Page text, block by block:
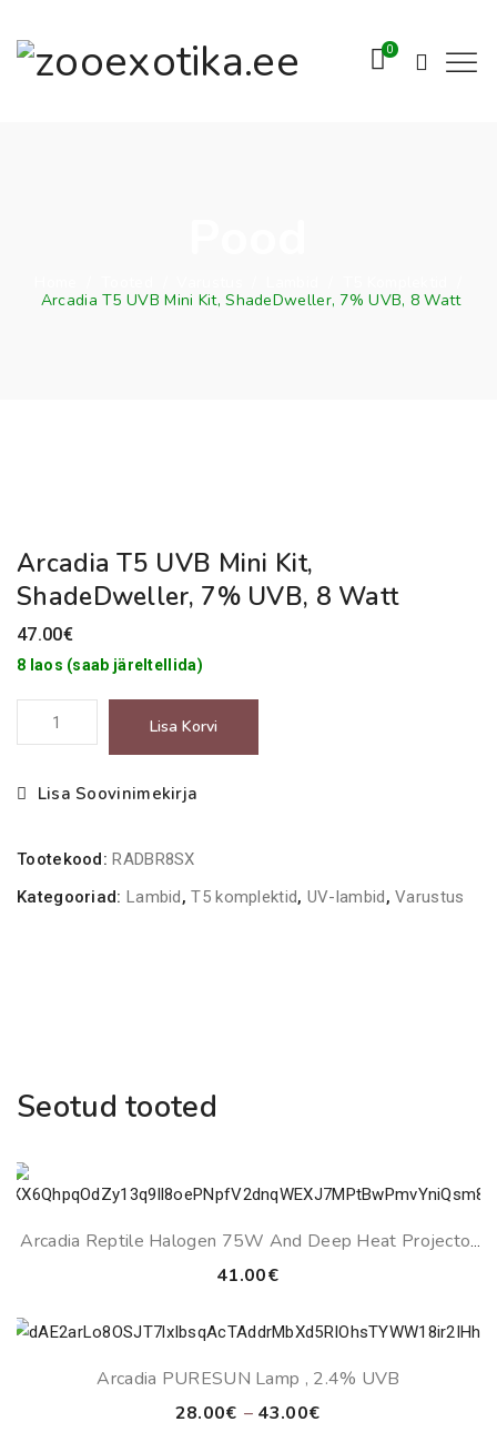
0
Arcadia T5 UVB Mini Kit, ShadeDweller, 7% UVB, 8 Watt
Arcadia T5 UVB Mini Kit,
ShadeDweller, 7% UVB, 8 Watt
47.00€
8 laos (saab järeltellida)
Arcadia
T5
Mini
ShadeDweller,
7%
Lisa Korvi
Lisa Soovinimekirja
Tootekood:RADBR8SX
Kategooriad: Lambid,T5 komplektid, UV-lambid,Varustus
Seotud tooted
Arcadia Reptile Halogen 75W And Deep Heat Projector
50W Lamps
41.00€
Arcadia PURESUN Lamp , 2.4% UVB
28.00€ – 43.00€